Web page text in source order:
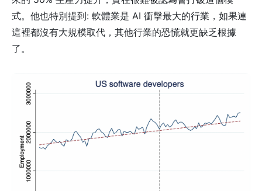
式。他也特別提到: 軟體業是 AI 衝擊最大的行業，如果連
這裡都沒有大規模取代，其他行業的恐慌就更缺乏根據
了。